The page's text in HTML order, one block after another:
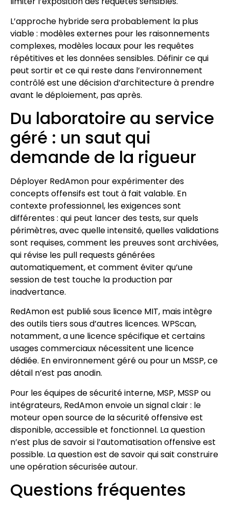
L’approche hybride sera probablement la plus
viable : modèles externes pour les raisonnements
complexes, modèles locaux pour les requêtes
répétitives et les données sensibles. Définir ce qui
peut sortir et ce qui reste dans l’environnement
contrôlé est une décision d’architecture à prendre
avant le déploiement, pas après.
Du laboratoire au service
géré : un saut qui
demande de la rigueur
Déployer RedAmon pour expérimenter des
concepts offensifs est tout à fait valable. En
contexte professionnel, les exigences sont
différentes : qui peut lancer des tests, sur quels
périmètres, avec quelle intensité, quelles validations
sont requises, comment les preuves sont archivées,
qui révise les pull requests générées
automatiquement, et comment éviter qu’une
session de test touche la production par
inadvertance.
RedAmon est publié sous licence MIT, mais intègre
des outils tiers sous d’autres licences. WPScan,
notamment, a une licence spécifique et certains
usages commerciaux nécessitent une licence
dédiée. En environnement géré ou pour un MSSP, ce
détail n’est pas anodin.
Pour les équipes de sécurité interne, MSP, MSSP ou
intégrateurs, RedAmon envoie un signal clair : le
moteur open source de la sécurité offensive est
disponible, accessible et fonctionnel. La question
n’est plus de savoir si l’automatisation offensive est
possible. La question est de savoir qui sait construire
une opération sécurisée autour.
Questions fréquentes